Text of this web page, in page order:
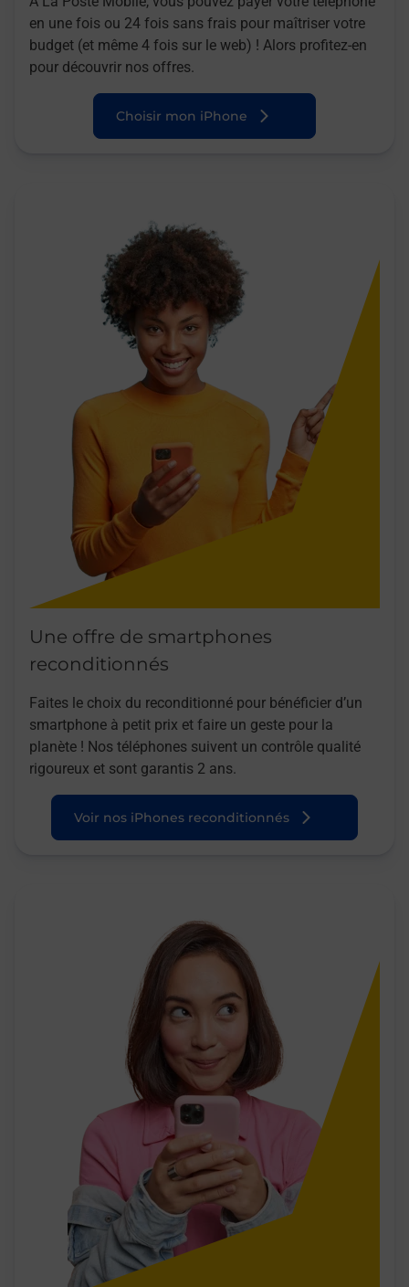
en une fois ou 24 fois sans frais pour maîtriser votre
budget (et même 4 fois sur le web) ! Alors profitez-en
pour découvrir nos offres.
Choisir mon iPhone
Une offre de smartphones
reconditionnés
Faites le choix du reconditionné pour bénéficier d’un
smartphone à petit prix et faire un geste pour la
planète ! Nos téléphones suivent un contrôle qualité
rigoureux et sont garantis 2 ans.
Voir nos iPhones reconditionnés